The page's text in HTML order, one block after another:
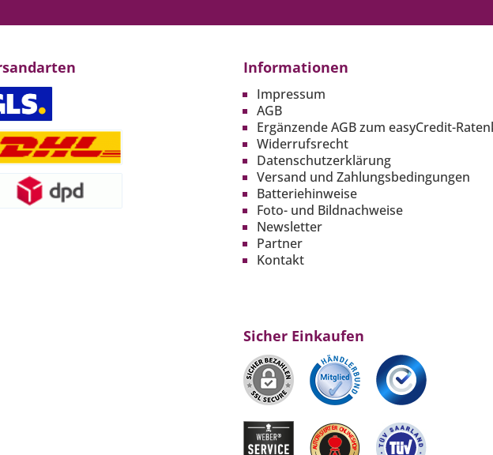
Informationen
Impressum
AGB
Ergänzende AGB zum easyCredit-
Widerrufsrecht
Datenschutzerklärung
Versand und Zahlungsbedingungen
Batteriehinweise
Foto- und Bildnachweise
Newsletter
Partner
Kontakt
Sicher Einkaufen